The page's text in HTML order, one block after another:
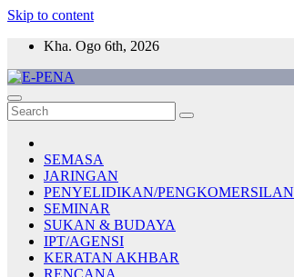
Skip to content
Kha. Ogo 6th, 2026
E-PENA
Berita Digital Terkini
SEMASA
JARINGAN
PENYELIDIKAN/PENGKOMERSILAN
SEMINAR
SUKAN & BUDAYA
IPT/AGENSI
KERATAN AKHBAR
RENCANA